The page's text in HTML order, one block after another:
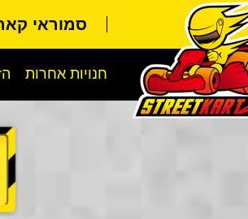
סמוראי
חנויות אחרות